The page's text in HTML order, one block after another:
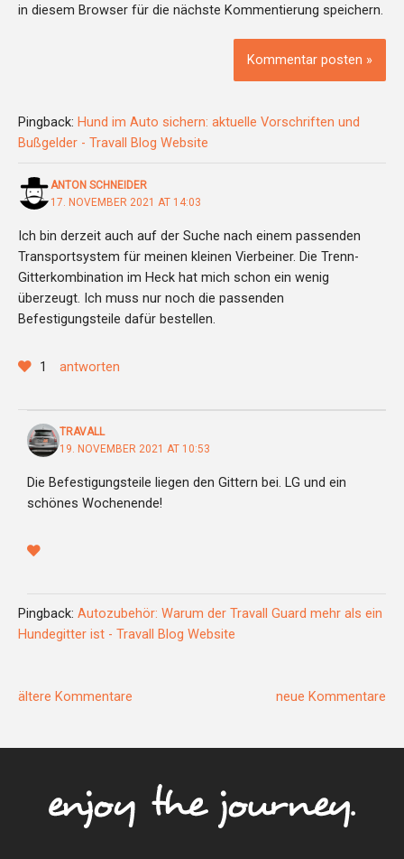
in diesem Browser für die nächste Kommentierung speichern.
Pingback: Hund im Auto sichern: aktuelle Vorschriften und
Bußgelder - Travall Blog Website
ANTON SCHNEIDER
17. NOVEMBER 2021 AT 14:03
Ich bin derzeit auch auf der Suche nach einem passenden
Transportsystem für meinen kleinen Vierbeiner. Die Trenn-
Gitterkombination im Heck hat mich schon ein wenig
überzeugt. Ich muss nur noch die passenden
Befestigungsteile dafür bestellen.
1 antworten
TRAVALL
19. NOVEMBER 2021 AT 10:53
Die Befestigungsteile liegen den Gittern bei. LG und ein
schönes Wochenende!
Pingback: Autozubehör: Warum der Travall Guard mehr als ein
Hundegitter ist - Travall Blog Website
NEUE
ältere Kommentare neue Kommentare